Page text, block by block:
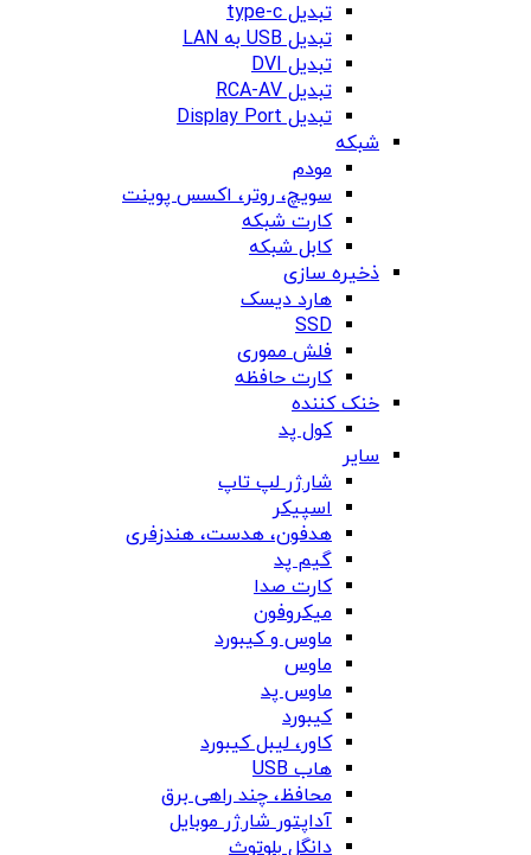
تبدیل type-c
تبدیل USB به LAN
تبدیل DVI
تبدیل RCA-AV
تبدیل Display Port
شبکه
مودم
سویچ، روتر، اکسس پوینت
کارت شبکه
کابل شبکه
ذخیره سازی
هارد دیسک
SSD
فلش مموری
کارت حافظه
خنک کننده
کول پد
سایر
شارژر لپ تاپ
اسپیکر
هدفون، هدست، هندزفری
گیم پد
کارت صدا
میکروفون
ماوس و کیبورد
ماوس
ماوس پد
کیبورد
کاور، لیبل کیبورد
هاب USB
محافظ، چند راهی برق
آداپتور شارژر موبایل
دانگل بلوتوث